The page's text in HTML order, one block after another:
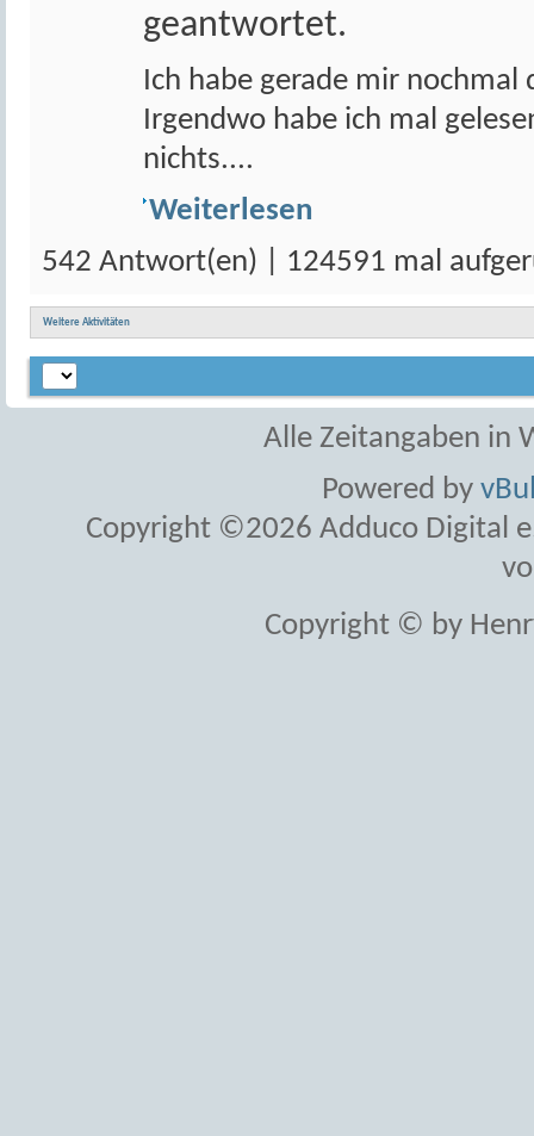
geantwortet.
Ich habe gerade mir nochmal
Irgendwo habe ich mal
nichts....
Weiterlesen
542 Antwort(en) | 124591 mal
Weitere Aktivitäten
Alle Zeitangaben in
Powered by
Copyright ©2026 Adduco Digital
Copyright © by